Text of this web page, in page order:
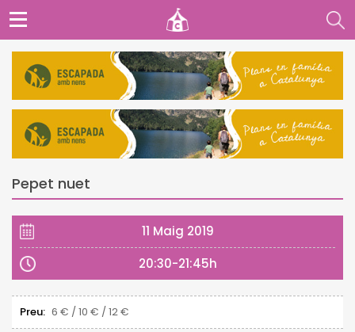
Pepet nuet
11 Maig 2019
20:30-21:45h
Preu: 6 € / 10 € / 12 €